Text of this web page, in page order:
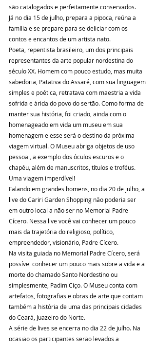
são catalogados e perfeitamente conservados.
Já no dia 15 de julho, prepara a pipoca, reúna a
família e se prepare para se deliciar com os
contos e encantos de um artista nato.
Poeta, repentista brasileiro, um dos principais
representantes da arte popular nordestina do
século XX. Homem com pouco estudo, mas muita
sabedoria, Patativa do Assaré, com sua linguagem
simples e poética, retratava com maestria a vida
sofrida e árida do povo do sertão. Como forma de
manter sua história, foi criado, ainda com o
homenageado em vida um museu em sua
homenagem e esse será o destino da próxima
viagem virtual. O Museu abriga objetos de uso
pessoal, a exemplo dos óculos escuros e o
chapéu, além de manuscritos, títulos e troféus.
Uma viagem imperdível!
Falando em grandes homens, no dia 20 de julho, a
live do Cariri Garden Shopping não poderia ser
em outro local a não ser no Memorial Padre
Cícero. Nessa live você vai conhecer um pouco
mais da trajetória do religioso, político,
empreendedor, visionário, Padre Cícero.
Na visita guiada no Memorial Padre Cícero, será
possível conhecer um pouco mais sobre a vida e a
morte do chamado Santo Nordestino ou
simplesmente, Padim Ciço. O Museu conta com
artefatos, fotografias e obras de arte que contam
também a história de uma das principais cidades
do Ceará, Juazeiro do Norte.
A série de lives se encerra no dia 22 de julho. Na
ocasião os participantes serão levados a